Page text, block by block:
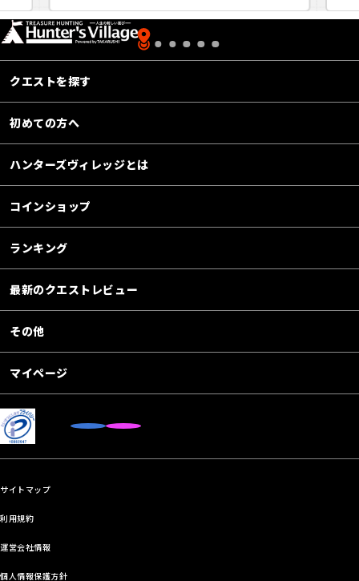
クエストを探す
初めての方へ
ハンターズヴィレッジとは
コインショップ
ランキング
最新のクエストレビュー
その他
マイページ
サイトマップ
利用規約
運営会社情報
個人情報保護方針